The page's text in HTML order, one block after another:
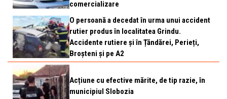
comercializare
O persoană a decedat în urma unui accident
rutier produs în localitatea Grindu.
Accidente rutiere și în Țăndărei, Perieți,
Broșteni și pe A2
Acțiune cu efective mărite, de tip razie, în
municipiul Slobozia